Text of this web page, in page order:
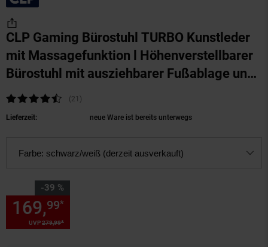
CLP Gaming Bürostuhl TURBO Kunstleder
mit Massagefunktion l Höhenverstellbarer
Bürostuhl mit ausziehbarer Fußablage und
beheizbarem Sitzbereich
Kundenbewertung: 4,33 von 5 Sternen
(21 Kundenbewertungen
)
Lieferzeit: neue Ware ist bereits unterwegs
Farbe: schwarz/weiß (derzeit ausverkauft)
-39 %
Sie Sparen 39 Prozent,
UVP279,99*
169,99*